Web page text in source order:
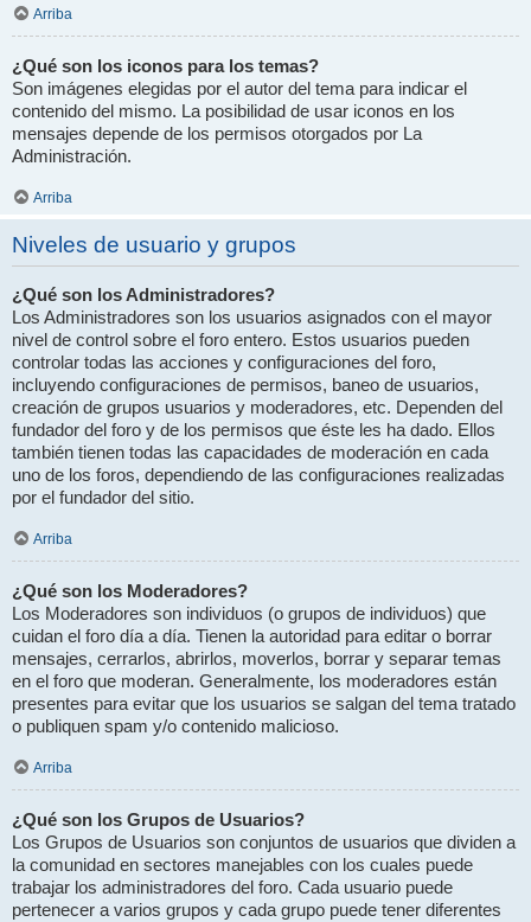
Arriba
¿Qué son los iconos para los temas?
Son imágenes elegidas por el autor del tema para indicar el
contenido del mismo. La posibilidad de usar iconos en los
mensajes depende de los permisos otorgados por La
Administración.
Arriba
Niveles de usuario y grupos
¿Qué son los Administradores?
Los Administradores son los usuarios asignados con el mayor
nivel de control sobre el foro entero. Estos usuarios pueden
controlar todas las acciones y configuraciones del foro,
incluyendo configuraciones de permisos, baneo de usuarios,
creación de grupos usuarios y moderadores, etc. Dependen del
fundador del foro y de los permisos que éste les ha dado. Ellos
también tienen todas las capacidades de moderación en cada
uno de los foros, dependiendo de las configuraciones realizadas
por el fundador del sitio.
Arriba
¿Qué son los Moderadores?
Los Moderadores son individuos (o grupos de individuos) que
cuidan el foro día a día. Tienen la autoridad para editar o borrar
mensajes, cerrarlos, abrirlos, moverlos, borrar y separar temas
en el foro que moderan. Generalmente, los moderadores están
presentes para evitar que los usuarios se salgan del tema tratado
o publiquen spam y/o contenido malicioso.
Arriba
¿Qué son los Grupos de Usuarios?
Los Grupos de Usuarios son conjuntos de usuarios que dividen a
la comunidad en sectores manejables con los cuales puede
trabajar los administradores del foro. Cada usuario puede
pertenecer a varios grupos y cada grupo puede tener diferentes